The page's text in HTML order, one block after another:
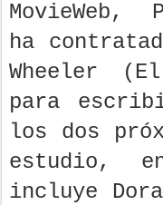
MovieWeb,
ha
Wheeler
para
los dos
estudio,
incluye